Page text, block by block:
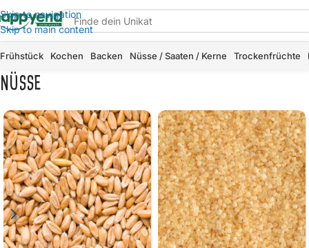
Skip to navigation
Skip to main content
Frühstück Kochen Backen Nüsse / Saaten / Kerne Trockenfrüchte
NÜSSE